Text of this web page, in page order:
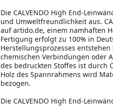
Die CALVENDO High End-
und Umweltfreundlichkeit aus.
auf artido.de, einem namhaften
Fertigung erfolgt zu 100% in
Herstellungsprozesses
chemischen Verbindungen oder
des bedruckten Stoffes ist durch
Holz des Spannrahmens wird
bezogen.
Die CALVENDO High End-